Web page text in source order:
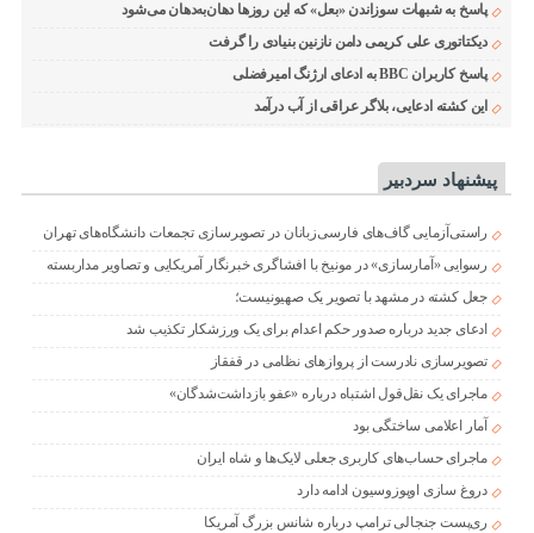
پاسخ به شبهات سوزاندن «بعل» که این روزها دهان‌به‌دهان می‌شود
دیکتاتوری علی کریمی دامن نازنین بنیادی را گرفت
پاسخ کاربران BBC به ادعای ارژنگ امیرفضلی
این کشته ادعایی، بلاگر عراقی از آب درآمد
پیشنهاد سردبیر
راستی‌آزمایی گاف‌های فارسی‌زبانان در تصویرسازی تجمعات دانشگاه‌های تهران
رسوایی «آمارسازی» در مونیخ با افشاگری خبرنگار آمریکایی و تصاویر مداربسته
جعل کشته در مشهد با تصویر یک صهیونیست؛
ادعای جدید درباره صدور حکم اعدام برای یک ورزشکار تکذیب شد
تصویرسازی نادرست از پروازهای نظامی در قفقاز
ماجرای یک نقل‌قول اشتباه درباره «عفو بازداشت‌شدگان»
آمار اعلامی ساختگی بود
ماجرای حساب‌های کاربری جعلی لایک‌ها و شاه ایران
دروغ سازی اوپوزوسیون ادامه دارد
ری‌پست جنجالی ترامپ درباره شانس بزرگ آمریکا